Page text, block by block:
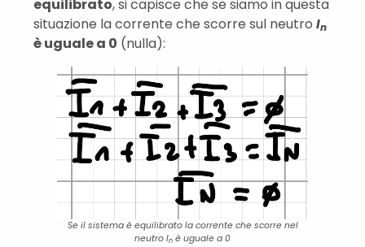
equilibrato, si capisce che se siamo in questa
situazione la corrente che scorre sul neutro In
è uguale a 0 (nulla):
Se il sistema è equilibrato la corrente che scorre nel
neutro In è uguale a 0